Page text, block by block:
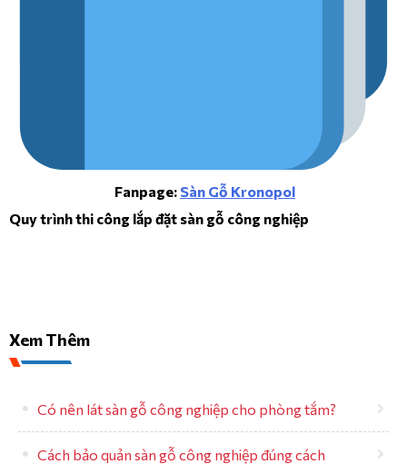
Fanpage: Sàn Gỗ Kronopol
Quy trình thi công lắp đặt sàn gỗ công nghiệp
Xem Thêm
Có nên lát sàn gỗ công nghiệp cho phòng tắm?
Cách bảo quản sàn gỗ công nghiệp đúng cách